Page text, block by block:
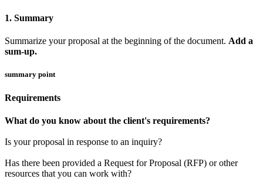
1. Summary
Summarize your proposal at the beginning of the document. Add a
sum-up.
summary point
Requirements
What do you know about the client's requirements?
Is your proposal in response to an inquiry?
Has there been provided a Request for Proposal (RFP) or other
resources that you can work with?